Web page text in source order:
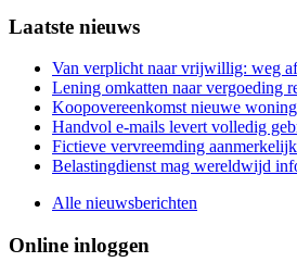
Primary
Sidebar
Laatste nieuws
Van verplicht naar vrijwillig: weg
Lening omkatten naar vergoeding
Koopovereenkomst nieuwe
Handvol e-mails levert volledig
Fictieve vervreemding
Belastingdienst mag wereldwijd
Alle nieuwsberichten
Online inloggen